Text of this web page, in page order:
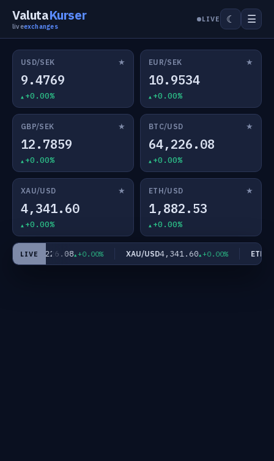
ValutaKurser
liveexchanges
LIVE ☾ ☰
USD/SEK ★
9.4769
+0.00%
EUR/SEK ★
10.9534
+0.00%
GBP/SEK ★
12.7859
+0.00%
BTC/USD ★
64,226.08
+0.00%
XAU/USD ★
4,341.60
+0.00%
ETH/USD ★
1,882.53
+0.00%
LIVE
USD64,226.08 +0.00% XAU/USD4,341.60 +0.00% ETH/